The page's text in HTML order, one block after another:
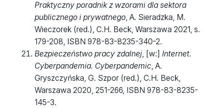
Praktyczny poradnik z wzorami dla sektora
publicznego i prywatnego, A. Sieradzka, M.
Wieczorek (red.), C.H. Beck, Warszawa 2021, s.
179-208, ISBN 978-83-8235-340-2.
Bezpieczeństwo pracy zdalnej, [w:]Internet.
Cyberpandemia. Cyberpandemic, A.
Gryszczyńska, G. Szpor (red.), C.H. Beck,
Warszawa 2020, 251-266, ISBN 978-83-8235-
145-3.